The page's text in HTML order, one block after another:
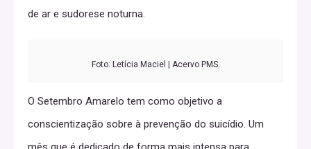
de ar e sudorese noturna.
Foto: Letícia Maciel | Acervo PMS.
O Setembro Amarelo tem como objetivo a
conscientização sobre à prevenção do suicídio. Um